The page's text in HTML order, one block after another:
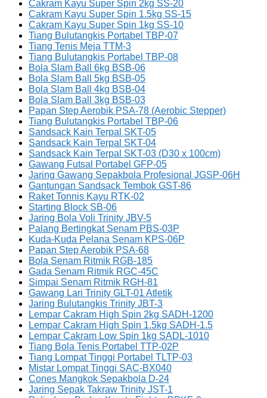
Cakram Kayu Super Spin 2kg SS-20
Cakram Kayu Super Spin 1.5kg SS-15
Cakram Kayu Super Spin 1kg SS-10
Tiang Bulutangkis Portabel TBP-07
Tiang Tenis Meja TTM-3
Tiang Bulutangkis Portabel TBP-08
Bola Slam Ball 6kg BSB-06
Bola Slam Ball 5kg BSB-05
Bola Slam Ball 4kg BSB-04
Bola Slam Ball 3kg BSB-03
Papan Step Aerobik PSA-78 (Aerobic Stepper)
Tiang Bulutangkis Portabel TBP-06
Sandsack Kain Terpal SKT-05
Sandsack Kain Terpal SKT-04
Sandsack Kain Terpal SKT-03 (D30 x 100cm)
Gawang Futsal Portabel GFP-05
Jaring Gawang Sepakbola Profesional JGSP-06H
Gantungan Sandsack Tembok GST-86
Raket Tonnis Kayu RTK-02
Starting Block SB-06
Jaring Bola Voli Trinity JBV-5
Palang Bertingkat Senam PBS-03P
Kuda-Kuda Pelana Senam KPS-06P
Papan Step Aerobik PSA-68
Bola Senam Ritmik RGB-185
Gada Senam Ritmik RGC-45C
Simpai Senam Ritmik RGH-81
Gawang Lari Trinity GLT-01 Atletik
Jaring Bulutangkis Trinity JBT-3
Lempar Cakram High Spin 2kg SADH-1200
Lempar Cakram High Spin 1.5kg SADH-1.5
Lempar Cakram Low Spin 1kg SADL-1010
Tiang Bola Tenis Portabel TTP-02P
Tiang Lompat Tinggi Portabel TLTP-03
Mistar Lompat Tinggi SAC-BX040
Cones Mangkok Sepakbola D-24
Jaring Sepak Takraw Trinity JST-1